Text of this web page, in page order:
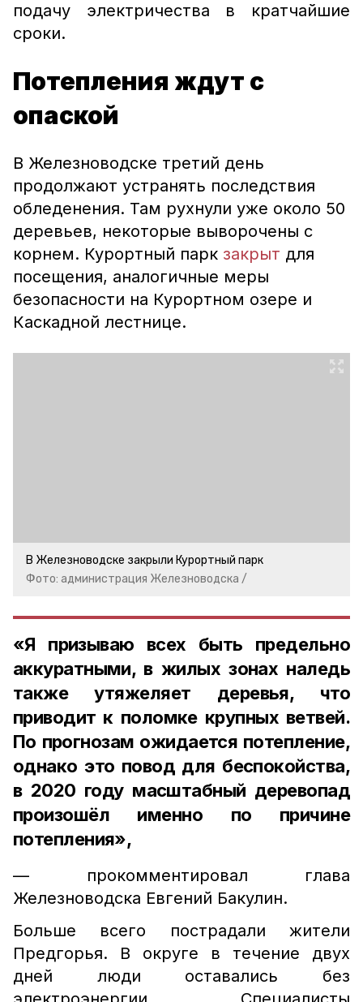
подачу электричества в кратчайшие
сроки.
Потепления ждут с
опаской
В Железноводске третий день
продолжают устранять последствия
обледенения. Там рухнули уже около 50
деревьев, некоторые выворочены с
корнем. Курортный парк закрыт для
посещения, аналогичные меры
безопасности на Курортном озере и
Каскадной лестнице.
В Железноводске закрыли Курортный парк
Фото: администрация Железноводска /
«Я призываю всех быть предельно
аккуратными, в жилых зонах наледь
также утяжеляет деревья, что
приводит к поломке крупных ветвей.
По прогнозам ожидается потепление,
однако это повод для беспокойства,
в 2020 году масштабный деревопад
произошёл именно по причине
потепления»,
— прокомментировал глава
Железноводска Евгений Бакулин.
Больше всего пострадали жители
Предгорья. В округе в течение двух
дней люди оставались без